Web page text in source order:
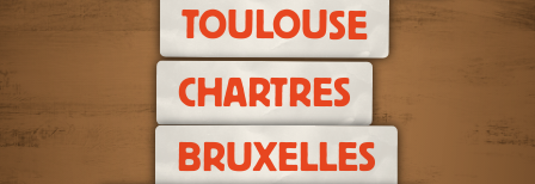
TOULOUSE
CHARTRES
BRUXELLES